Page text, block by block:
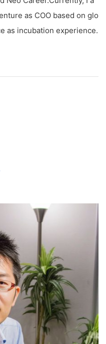
as COO based on glo
as incubation experience.